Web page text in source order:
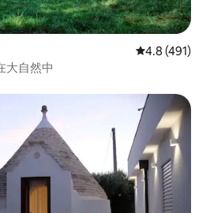
平均评分 4.8
4.8 (491)
大自然中